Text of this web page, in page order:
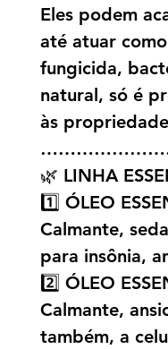
Eles podem
até atuar
fungicida,
natural, só é
às
🌿 LINHA
1️⃣ ÓLEO
Calmante,
para insônia,
2️⃣ ÓLEO
Calmante,
também, a